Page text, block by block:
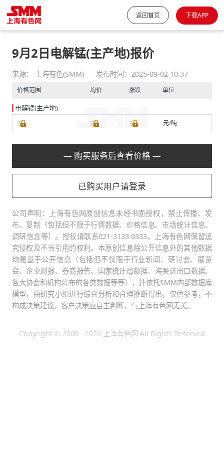
返回首页 下载APP
9月2日电解锰(主产地)报价
来源： 上海有色(SMM) 发布时间：2025-09-02 10:37
价格范围 均价 涨跌 单位
电解锰(主产地)
元/吨
— 购买服务后查看价格 —
已购买用户请登录
公司声明：上海有色网原创信息未经书面授权，禁止传播、发
布、复制（包括但不限于行情数据、价格信息、市场统计信息、
调研信息等）。授权请联系021-3133 0333。上海有色网保留追
究侵权及不当引用的权利。本原创信息除公开信息外的其他数据
均是基于公开信息（包括但不仅限于行业新闻、研讨会、展览
会、企业财报、券商报告、国家统计局数据、海关进出口数据、
各大协会和机构公布的各类数据等等），并依托SMM内部数据库
模型，由研究小组进行综合分析和合理推断得出，仅供参考，不
构成决策建议，客户决策应自主判断，与上海有色网无关。
Copyright © 2000 - 2026 上海有色网 All Rights Reserved